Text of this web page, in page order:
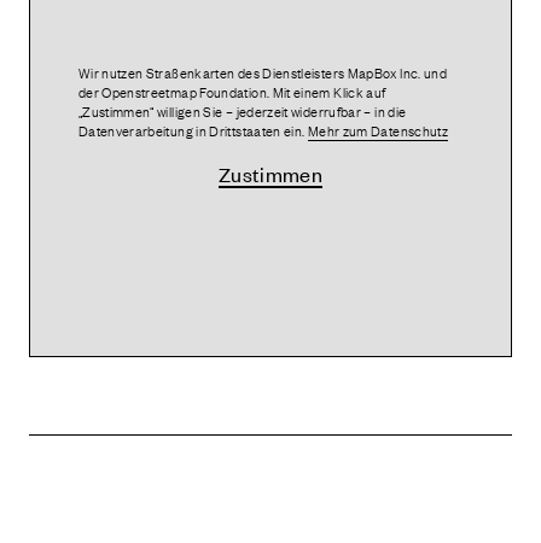
Wir nutzen Straßenkarten des Dienstleisters MapBox Inc. und
der Openstreetmap Foundation. Mit einem Klick auf
„Zustimmen“ willigen Sie – jederzeit widerrufbar – in die
Datenverarbeitung in Drittstaaten ein.Mehr zum Datenschutz
Zustimmen